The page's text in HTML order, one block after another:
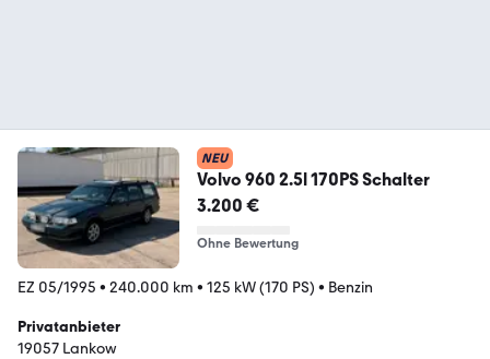
NEU
Volvo 960 2.5l 170PS Schalter
3.200 €
Ohne Bewertung
EZ 05/1995 • 240.000 km • 125 kW (170 PS) • Benzin
Privatanbieter
19057 Lankow